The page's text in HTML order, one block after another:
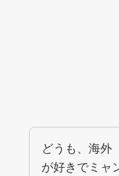
どうも、海外
が好きでミャ